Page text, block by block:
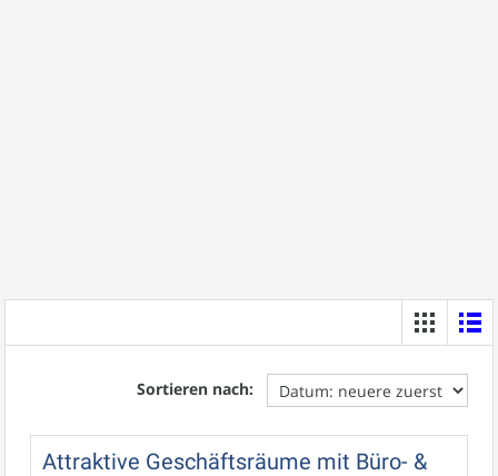
Sortieren nach:
Attraktive Geschäftsräume mit Büro- &